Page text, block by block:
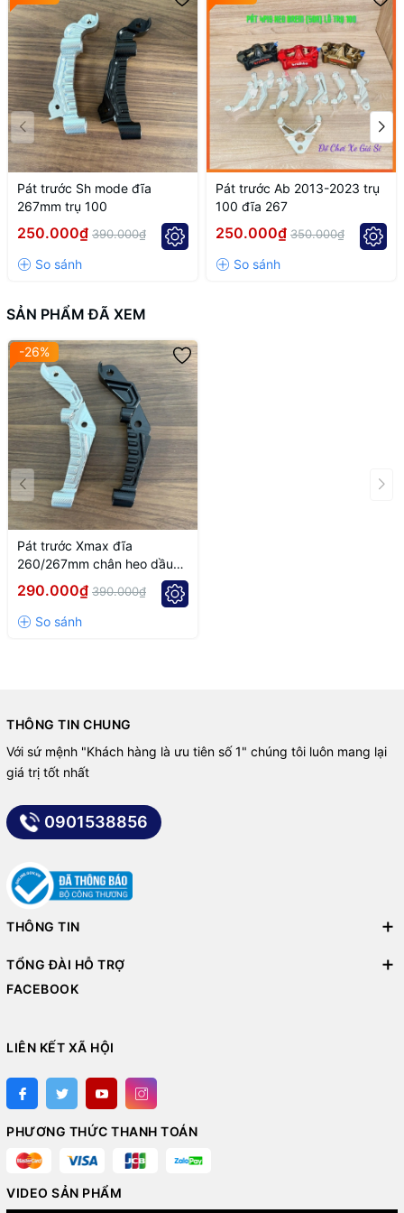
Pát trước Sh mode đĩa
267mm trụ 100
250.000₫ 390.000₫
Pát trước Ab 2013-2023 trụ
100 đĩa 267
250.000₫ 350.000₫
SẢN PHẨM ĐÃ XEM
-26%
Pát trước Xmax đĩa
260/267mm chân heo dầu
trụ 100mm
290.000₫ 390.000₫
THÔNG TIN CHUNG
Với sứ mệnh "Khách hàng là ưu tiên số 1" chúng tôi luôn mang lại
giá trị tốt nhất
0901538856
THÔNG TIN
TỔNG ĐÀI HỖ TRỢ
FACEBOOK
LIÊN KẾT XÃ HỘI
PHƯƠNG THỨC THANH TOÁN
VIDEO SẢN PHẨM